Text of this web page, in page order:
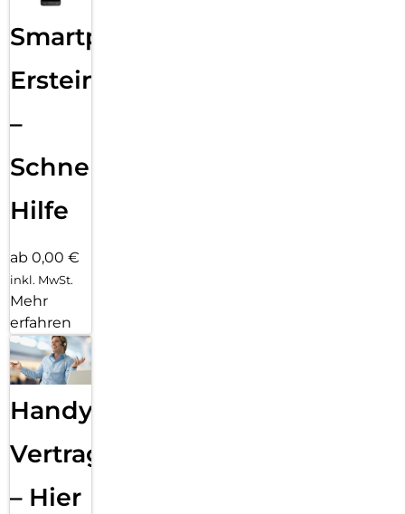
Smartphone
Ersteinrichtung
–
Schnelle
Hilfe
ab 0,00 €
inkl. MwSt.
Mehr
erfahren
Handy
Vertragsabwicklung
– Hier